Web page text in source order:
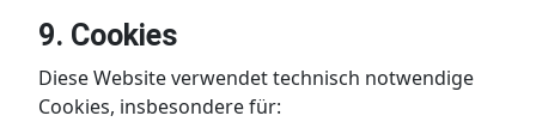
9. Cookies
Diese Website verwendet technisch notwendige
Cookies, insbesondere für: